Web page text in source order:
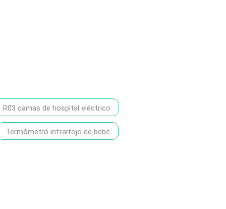
R03 camas de hospital eléctrico
Termómetro infrarrojo de bebé